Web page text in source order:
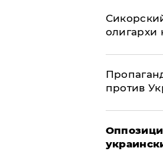
олигархи
против